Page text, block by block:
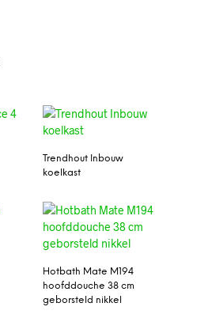
Trendhout Inbouw
koelkast
Hotbath Mate M194
hoofddouche 38 cm
geborsteld nikkel